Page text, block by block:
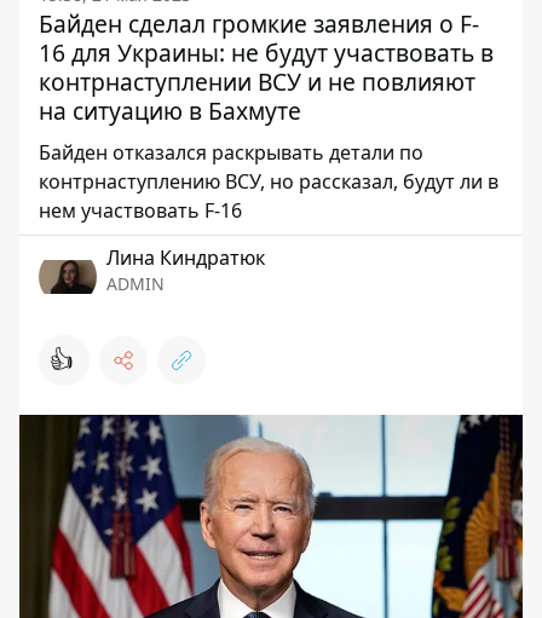
Байден сделал громкие заявления о F-
16 для Украины: не будут участвовать в
контрнаступлении ВСУ и не повлияют
на ситуацию в Бахмуте
Байден отказался раскрывать детали по
контрнаступлению ВСУ, но рассказал, будут ли в
нем участвовать F-16
Лина Киндратюк
ADMIN
👍